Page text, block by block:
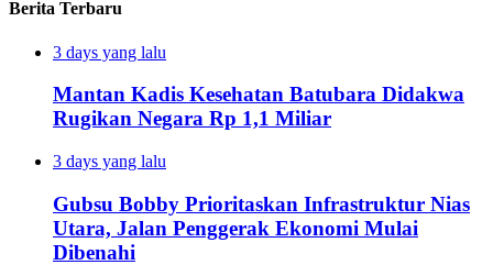
Berita Terbaru
3 days yang lalu
Mantan Kadis Kesehatan Batubara Didakwa
Rugikan Negara Rp 1,1 Miliar
3 days yang lalu
Gubsu Bobby Prioritaskan Infrastruktur Nias
Utara, Jalan Penggerak Ekonomi Mulai
Dibenahi